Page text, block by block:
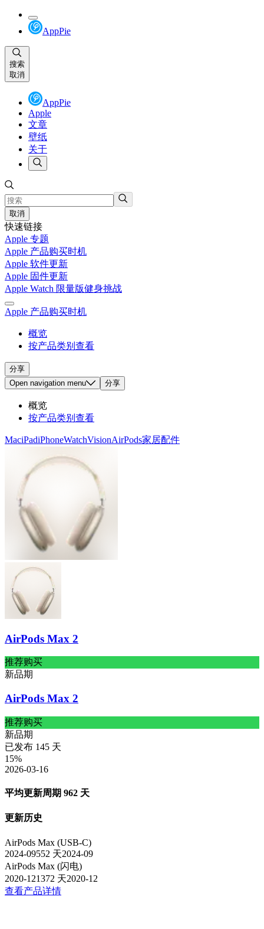
AppPie
搜索
取消
AppPie
Apple
文章
壁纸
关于
取消
快速链接
Apple 专题
Apple 产品购买时机
Apple 软件更新
Apple 固件更新
Apple Watch 限量版健身挑战
Apple 产品购买时机
概览
按产品类别查看
分享
Open navigation menu 分享
概览
按产品类别查看
MaciPadiPhoneWatchVisionAirPods家居配件
AirPods Max 2
推荐购买
新品期
AirPods Max 2
推荐购买
新品期
已发布 145 天
15%
2026-03-16
平均更新周期 962 天
更新历史
AirPods Max (USB-C)
2024-09552 天2024-09
AirPods Max (闪电)
2020-121372 天2020-12
查看产品详情